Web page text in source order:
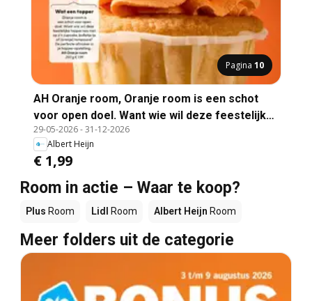
Pagina 10
AH Oranje room, Oranje room is een schot
voor open doel. Want wie wil deze feestelijke
topper nou niet op z'n cupcake, bolletje ijs of
(oranje) tompouce? De perfecte afmaker in je
hapjes-opstelling.
29-05-2026-31-12-2026
Albert Heijn
€ 1,99
Room in actie – Waar te koop?
Plus Room Lidl Room Albert Heijn Room
Meer folders uit de categorie